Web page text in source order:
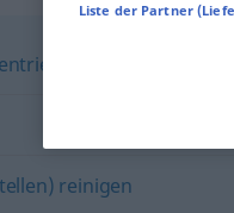
reinigen
Liste der Partner